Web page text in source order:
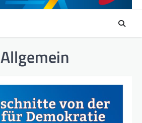
Allgemein